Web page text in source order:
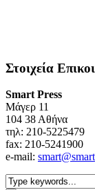
Στοιχεία
Smart Press
Mάγερ 11
104 38 Αθήνα
τηλ: 210-5225479
fax: 210-5241900
e-mail: